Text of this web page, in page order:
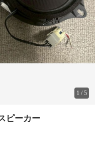
1 /5
ピーカー